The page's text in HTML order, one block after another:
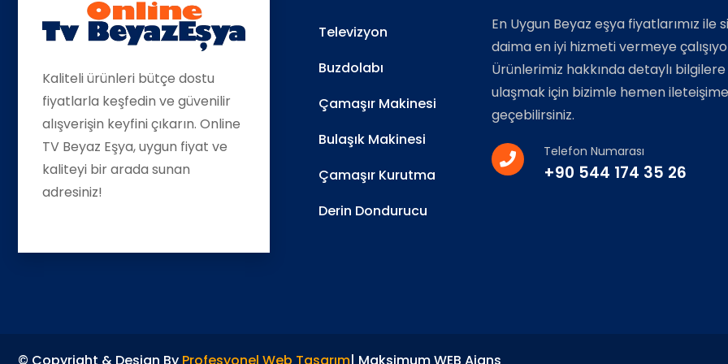
Kaliteli ürünleri bütçe dostu
fiyatlarla keşfedin ve güvenilir
alışverişin keyfini çıkarın. Online
TV Beyaz Eşya, uygun fiyat ve
kaliteyi bir arada sunan
adresiniz!
Televizyon
Buzdolabı
Çamaşır Makinesi
Bulaşık Makinesi
Çamaşır Kurutma
Derin Dondurucu
En Uygun Beyaz eşya fiyatlarımız ile
daima en iyi hizmeti vermeye
Ürünlerimiz hakkında detaylı bilgilere
ulaşmak için bizimle hemen ileteişime
geçebilirsiniz.
Telefon Numarası
+90 544 174 35 26